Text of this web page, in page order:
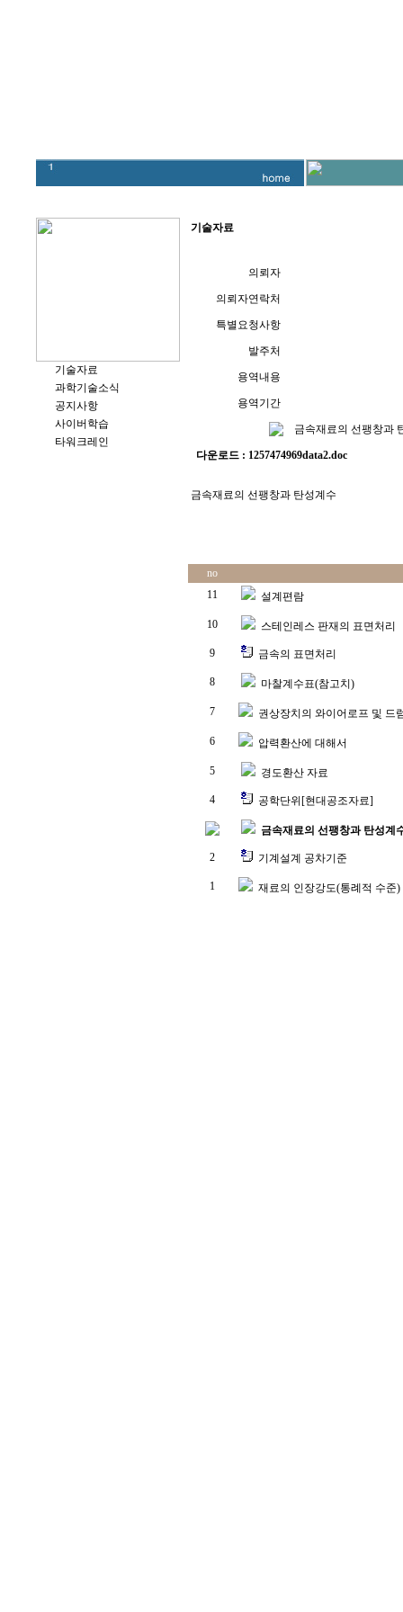
기술자료
과학기술소식
공지사항
사이버학습
타워크레인
기술자료
의뢰자
의뢰자연락처
특별요청사항
발주처
용역내용
용역기간
금속재료의 선팽창과
다운로드 : 1257474969data2.doc
금속재료의 선팽창과 탄성계수
no
11
설계편람
10 스테인레스 판재의 표면처리
9 금속의 표면처리
8 마찰계수표(참고치)
7 권상장치의 와이어로프 및 드
6 압력환산에 대해서
5 경도환산 자료
4 공학단위[현대공조자료]
금속재료의 선팽창과 탄성계
2 기계설계 공차기준
1 재료의 인장강도(통례적 수준)